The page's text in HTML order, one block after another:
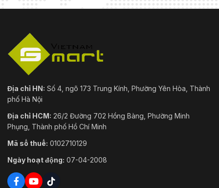
Địa chỉ HN: Số 4, ngõ 173 Trung Kính, Phường Yên Hòa, Thành
phố Hà Nội
Địa chỉ HCM: 26/2 Đường 702 Hồng Bàng, Phường Minh
Phụng, Thành phố Hồ Chí Minh
Mã số thuế: 0102710129
Ngày hoạt động: 07-04-2008